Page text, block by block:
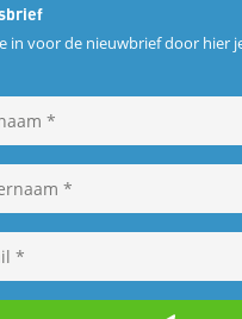
in voor de nieuwbrief door hier